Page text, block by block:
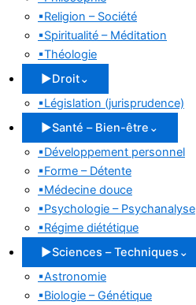
▪Religion – Société
▪Spiritualité – Méditation
▪Théologie
▶Droit⌄
▪Législation (jurisprudence)
▶Santé – Bien-être ⌄
▪Développement personnel
▪Forme – Détente
▪Médecine douce
▪Psychologie – Psychanalyse
▪Régime diététique
▶Sciences – Techniques ⌄
▪Astronomie
▪Biologie – Génétique